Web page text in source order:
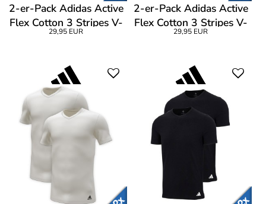
2-er-Pack Adidas Active
Flex Cotton 3 Stripes V-
Neck T-Shirt
29,95 EUR
2-er-Pack Adidas Active
Flex Cotton 3 Stripes V-
Neck T-Shirt
29,95 EUR